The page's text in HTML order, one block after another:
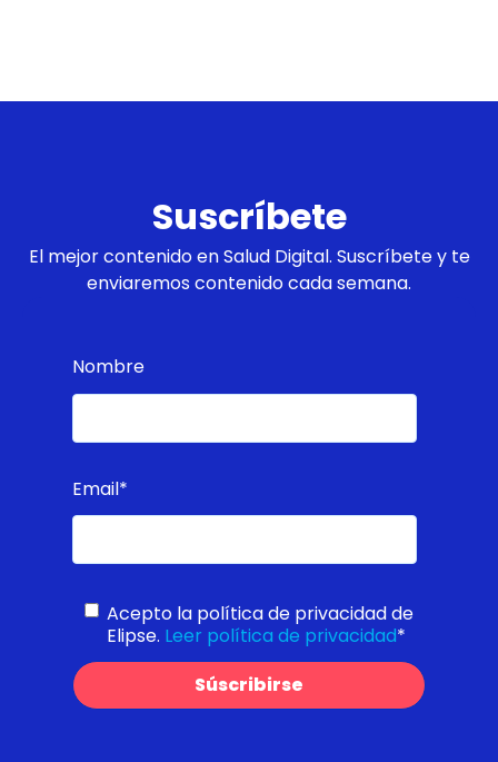
Suscríbete
El mejor contenido en Salud Digital. Suscríbete y te
enviaremos contenido cada semana.
Nombre
Email*
Acepto la política de privacidad de
Elipse. Leer política de privacidad*